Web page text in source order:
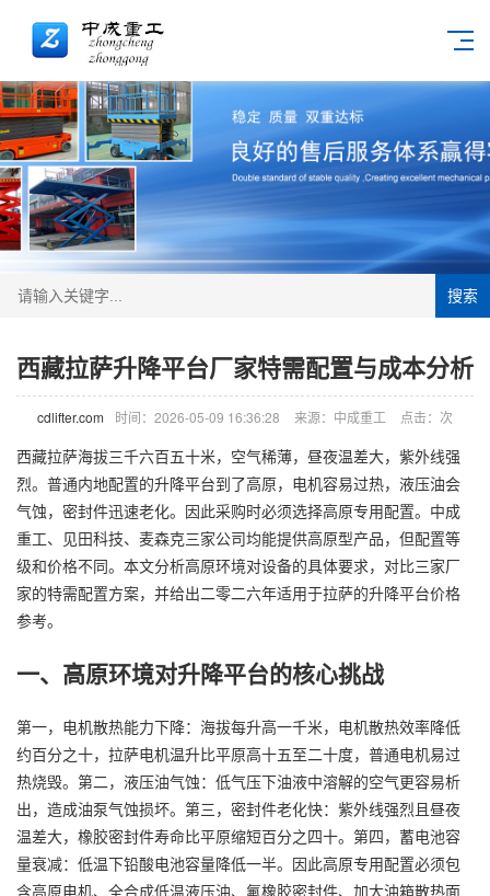
搜索
西藏拉萨升降平台厂家特需配置与成本分析
cdlifter.com 时间：2026-05-09 16:36:28 来源：中成重工 点击： 次
西藏拉萨海拔三千六百五十米，空气稀薄，昼夜温差大，紫外线强
烈。普通内地配置的升降平台到了高原，电机容易过热，液压油会
气蚀，密封件迅速老化。因此采购时必须选择高原专用配置。中成
重工、见田科技、麦森克三家公司均能提供高原型产品，但配置等
级和价格不同。本文分析高原环境对设备的具体要求，对比三家厂
家的特需配置方案，并给出二零二六年适用于拉萨的升降平台价格
参考。
一、高原环境对升降平台的核心挑战
第一，电机散热能力下降：海拔每升高一千米，电机散热效率降低
约百分之十，拉萨电机温升比平原高十五至二十度，普通电机易过
热烧毁。第二，液压油气蚀：低气压下油液中溶解的空气更容易析
出，造成油泵气蚀损坏。第三，密封件老化快：紫外线强烈且昼夜
温差大，橡胶密封件寿命比平原缩短百分之四十。第四，蓄电池容
量衰减：低温下铅酸电池容量降低一半。因此高原专用配置必须包
含高原电机、全合成低温液压油、氟橡胶密封件、加大油箱散热面